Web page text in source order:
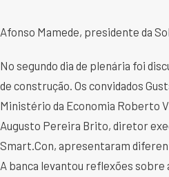
Afonso Mamede, presidente da
No segundo dia de plenária foi
de construção. Os convidados
Ministério da Economia Roberto
Augusto Pereira Brito, diretor
Smart.Con, apresentaram
A banca levantou reflexões